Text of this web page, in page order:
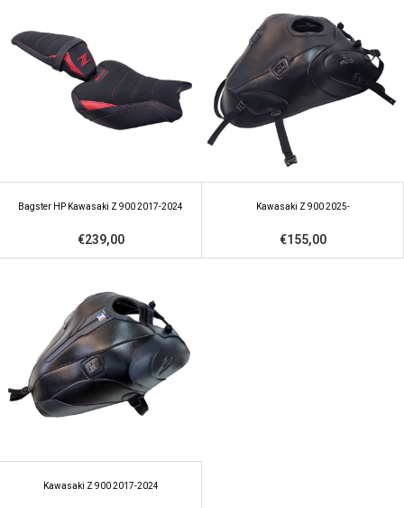
Bagster HP Kawasaki Z 900 2017-2024
€239,00
Kawasaki Z 900 2025-
€155,00
Kawasaki Z 900 2017-2024